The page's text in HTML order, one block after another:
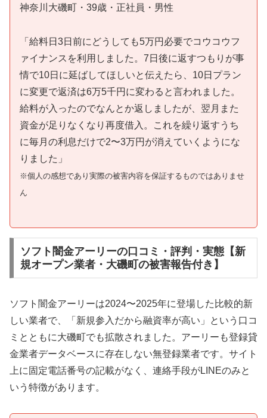
神奈川大磯町・39歳・正社員・男性
「給料日3日前にどうしても5万円必要でコウコウフ
ァイナンスを利用しました。7日後に返すつもりが事
情で10日に延ばしてほしいと伝えたら、10日プラン
に変更で返済は6万5千円に変わると言われました。
給料が入ったのでなんとか返しましたが、翌月また
資金が足りなくなり再度借入。これを繰り返すうち
に毎月の利息だけで2〜3万円が消えていくようにな
りました」
※個人の感想であり実際の被害内容を保証するものではありませ
ん
ソフト闇金アーリーの口コミ・評判・実態【新
規オープン業者・大磯町の被害報告付き】
ソフト闇金アーリーは2024〜2025年に登場した比較的新
しい業者で、「新規参入だから融資率が高い」という口コ
ミとともに大磯町でも拡散されました。アーリーも登録貸
金業者データベースに存在しない無登録業者です。サイト
上に固定電話番号の記載がなく、連絡手段がLINEのみと
いう特徴があります。